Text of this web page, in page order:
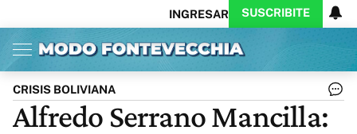
INGRESAR SUSCRIBITE
Inicio Ahora
Opinión
Política
Ciencia
Cultura
Arte
Educación
Actualidad
CRISIS BOLIVIANA
Alfredo Serrano Mancilla: